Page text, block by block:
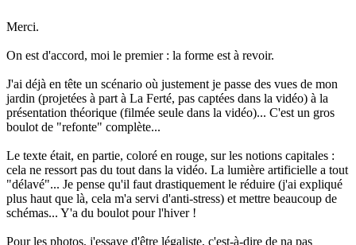
Merci.
On est d'accord, moi le premier : la forme est à revoir.
J'ai déjà en tête un scénario où justement je passe des vues de mon
jardin (projetées à part à La Ferté, pas captées dans la vidéo) à la
présentation théorique (filmée seule dans la vidéo)... C'est un gros
boulot de "refonte" complète...
Le texte était, en partie, coloré en rouge, sur les notions capitales :
cela ne ressort pas du tout dans la vidéo. La lumière artificielle a tout
"délavé"... Je pense qu'il faut drastiquement le réduire (j'ai expliqué
plus haut que là, cela m'a servi d'anti-stress) et mettre beaucoup de
schémas... Y'a du boulot pour l'hiver !
Pour les photos, j'essaye d'être légaliste, c'est-à-dire de na pas